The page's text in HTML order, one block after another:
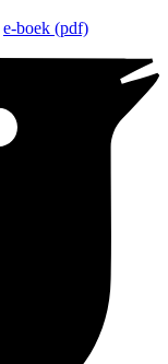
e-boek (pdf)